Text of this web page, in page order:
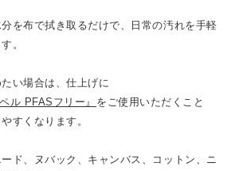
を布で拭き取るだけで、日常の汚れを手軽
。
い場合は、仕上げに
ル PFASフリー』 をご使用いただくこと
すくなります。
ド、ヌバック、キャンバス、コットン、ニ